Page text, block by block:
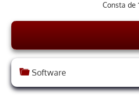
Consta de
Software